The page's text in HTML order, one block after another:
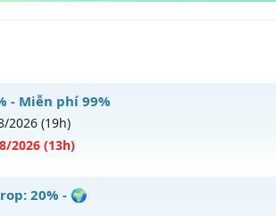
- Miễn phí 99%
/2026 (19h)
/2026 (13h)
20% - 🌍